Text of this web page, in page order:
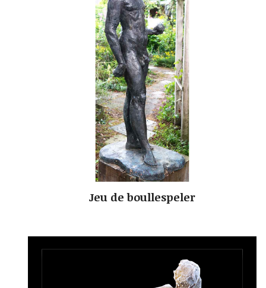
Jeu de boullespeler